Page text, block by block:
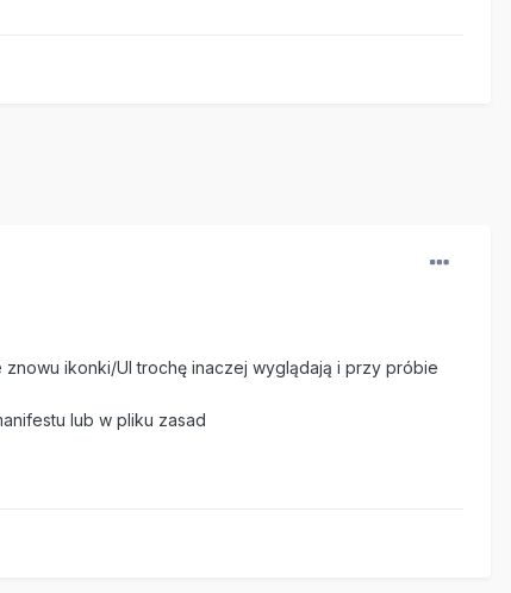
ikonki/UI trochę inaczej wyglądają i przy próbie
lub w pliku zasad